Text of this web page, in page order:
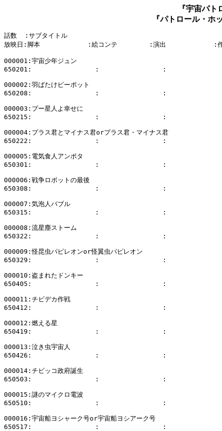
『宇宙パ
『パトロール・
話数  :サブタイトル
放映日:脚本            :絵コンテ        :演出            :作
000001:宇宙少年ジュン
650201:                :                :
000002:羽ばたけピーポット
650208:                :                :
000003:プー星人よ幸せに
650215:                :                :
000004:プラス君とマイナス君orプラス君・マイナス君
650222:                :                :
000005:電気食人アンポタ
650301:                :                :
000006:戦争ロボットの最後
650308:                :                :
000007:気泡人バブル
650315:                :                :
000008:流星塵ストーム
650322:                :                :
000009:怪昆虫パピレオンor怪翼虫パピレオン
650329:                :                :
000010:盗まれたドンキー
650405:                :                :
000011:チビデカ作戦
650412:                :                :
000012:燃える星
650419:                :                :
000013:泣き虫宇宙人
650426:                :                :
000014:チビッコ政府誕生
650503:                :                :
000015:謎のマイクロ電波
650510:                :                :
000016:宇宙船ヨシャーク号or宇宙船ヨシアーク号
650517:                :                :